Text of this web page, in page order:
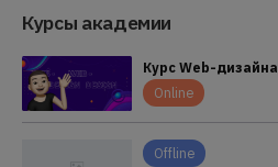
Курсы академии
Курс Web-дизайна
Online
Offline